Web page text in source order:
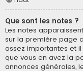
Que sont les notes ?
Les notes
sur la première page
assez importantes et
que vous en avez la
annonces générales,